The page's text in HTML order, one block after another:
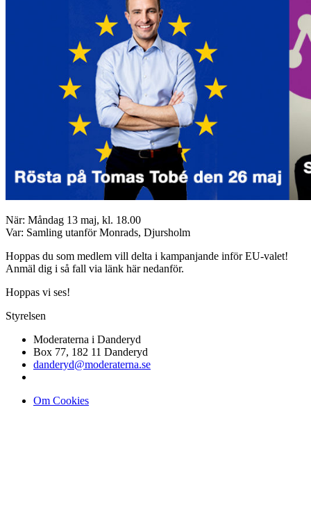
När: Måndag 13 maj, kl. 18.00
Var: Samling utanför Monrads, Djursholm
Hoppas du som medlem vill delta i kampanjande inför EU-valet!
Anmäl dig i så fall via länk här nedanför.
Hoppas vi ses!
Styrelsen
Moderaterna i Danderyd
Box 77, 182 11 Danderyd
danderyd@moderaterna.se
Om Cookies